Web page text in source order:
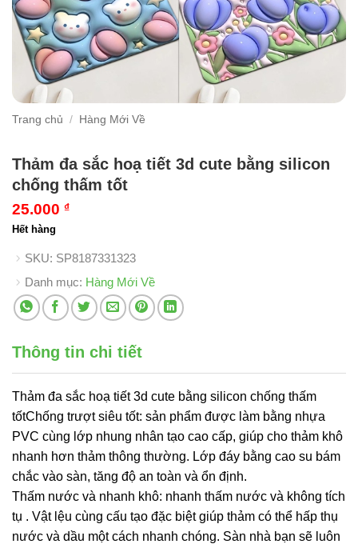
Trang chủ / Hàng Mới Về
Thảm đa sắc hoạ tiết 3d cute bằng silicon
chống thấm tốt
25.000 ₫
Hết hàng
SKU: SP8187331323
Danh mục: Hàng Mới Về
Thông tin chi tiết
Thảm đa sắc hoạ tiết 3d cute bằng silicon chống thấm
tốtChống trượt siêu tốt: sản phẩm được làm bằng nhựa
PVC cùng lớp nhung nhân tạo cao cấp, giúp cho thảm khô
nhanh hơn thảm thông thường. Lớp đáy bằng cao su bám
chắc vào sàn, tăng độ an toàn và ổn định.
Thấm nước và nhanh khô: nhanh thấm nước và không tích
tụ . Vật lệu cùng cấu tạo đặc biệt giúp thảm có thể hấp thụ
nước và dầu một cách nhanh chóng. Sàn nhà bạn sẽ luôn